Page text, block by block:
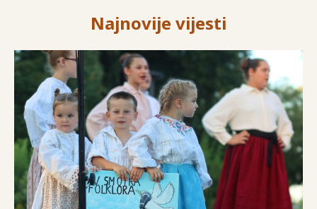
Najnovije vijesti